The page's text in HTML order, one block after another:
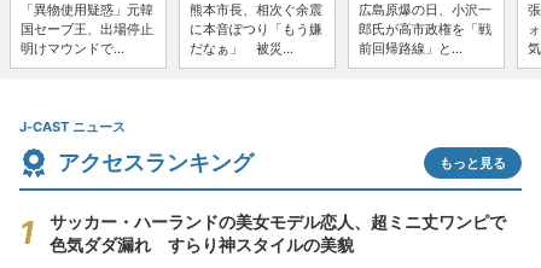
「異物使用疑惑」元韓
国セーブ王、出場停止
明けマウンドで...
熊本市長、相次ぐ余震
に本音ぽつり「もう嫌
だなぁ」 被災...
広島原爆の日、小沢一
郎氏が高市政権を「戦
前回帰路線」と...
J-CAST ニュース
アクセスランキング もっと見る
サッカー・ハーランドの美女モデル恋人、超ミニ丈ワンピで
色気ダダ漏れ すらり神スタイルの美貌